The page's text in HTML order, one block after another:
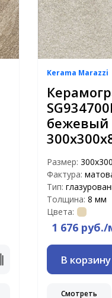
Kerama Marazzi
бежевый
Размер: 300x300
Фактура:
Тип:
Толщина: 8 мм
Цвета:
1 676
В корзину
Смотреть